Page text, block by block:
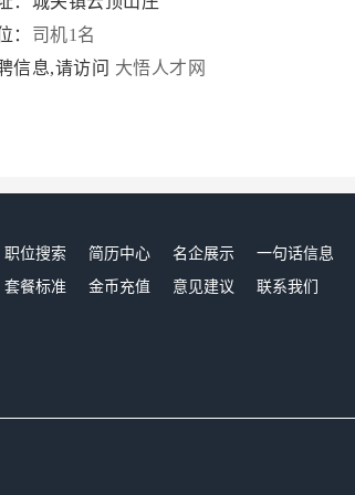
： 司机1名
信息,请访问 大悟人才网
职位搜索 简历中心 名企展示 一句话信息
套餐标准
金币充值 意见建议 联系我们